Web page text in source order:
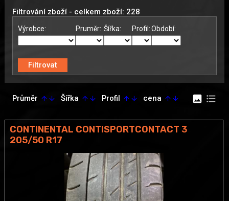
Filtrování zboží - celkem zboží: 228
Výrobce: Pruměr: Šířka: Profil:Období:
Průměr arrow_upward arrow_downward Šířka arrow_upward arrow_downward Profil arrow_upward arrow_downward cena arrow_upward arrow_downward image format_list_bulleted
CONTINENTAL CONTISPORTCONTACT 3
205/50 R17